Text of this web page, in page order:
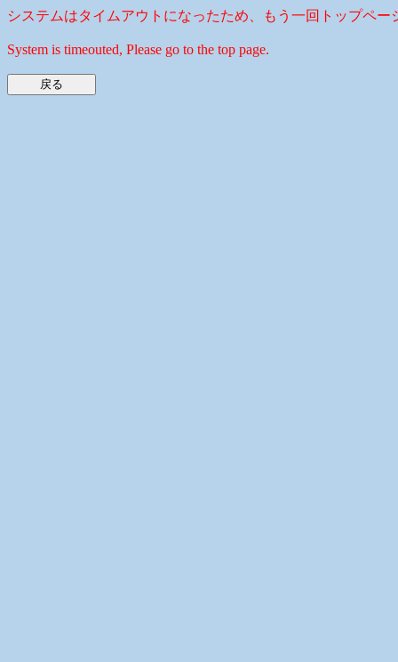
システムはタイムアウトになったため、もう一回トップペー
System is timeouted, Please go to the top page.